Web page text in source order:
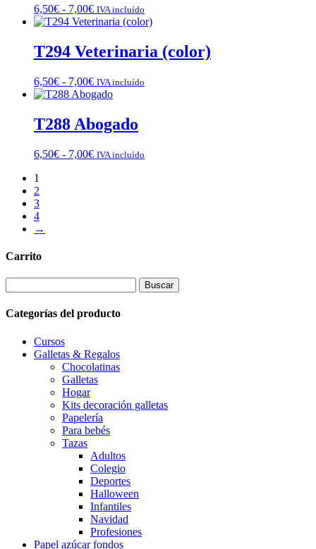
7,00€
6,50€ - 7,00€Rango
de
desde
6,50€
7,00€
IVA incluído
T294 Veterinaria (color)
6,50€ - 7,00€Rango
de
desde
6,50€
7,00€
IVA incluído
T288 Abogado
6,50€ - 7,00€Rango
IVA incluído
1
2
3
4
→
Carrito
Categorías del producto
Cursos
Galletas & Regalos
Chocolatinas
Galletas
Hogar
Kits decoración galletas
Papelería
Para bebés
Tazas
Adultos
Colegio
Deportes
Halloween
Infantiles
Navidad
Profesiones
Papel azúcar fondos